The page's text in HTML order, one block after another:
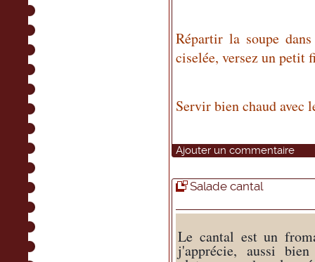
Répartir la soupe
ciselée, versez un petit
Servir bien chaud
Ajouter un commentaire
Salade cantal
Le cantal est un
j'apprécie, aussi